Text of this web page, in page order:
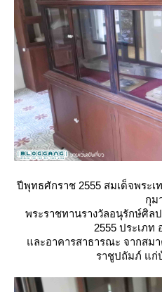
ปีพุทธศักราช 2555 สมเด็จพระ
กุม
พระราชทานรางวัลอนุรักษ์ศิล
2555 ประเภท
ละอาคารสาธารณะ จากสม
ราชูปถัมภ์ แก่